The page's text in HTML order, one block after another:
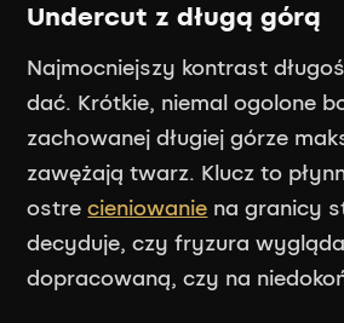
Undercut z długą górą
Najmocniejszy kontrast
dać. Krótkie, niemal ogolone
zachowanej długiej górze
zawężają twarz. Klucz to
ostrecieniowanie na granicy
decyduje, czy fryzura
dopracowaną, czy na